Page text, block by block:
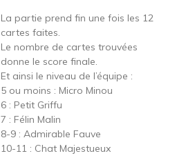
La partie prend fin une fois les 12
cartes faites.
Le nombre de cartes trouvées
donne le score finale.
Et ainsi le niveau de l’équipe :
5 ou moins : Micro Minou
6 : Petit Griffu
7 : Félin Malin
8-9 : Admirable Fauve
10-11 : Chat Majestueux